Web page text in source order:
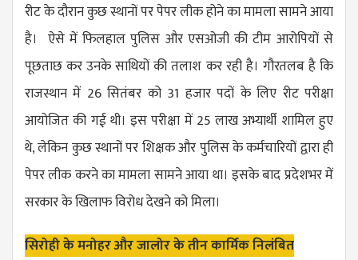
रीट के दौरान कुछ स्थानों पर पेपर लीक होने का मामला सामने आया
है। ऐसे में फिलहाल पुलिस और एसओजी की टीम आरोपियों से
पूछताछ कर उनके साथियों की तलाश कर रही है। गौरतलब है कि
राजस्थान में 26 सितंबर को 31 हजार पदों के लिए रीट परीक्षा
आयोजित की गई थी। इस परीक्षा में 25 लाख अभ्यार्थी शामिल हुए
थे, लेकिन कुछ स्थानों पर शिक्षक और पुलिस के कर्मचारियों द्वारा ही
पेपर लीक करने का मामला सामने आया था। इसके बाद प्रदेशभर में
सरकार के खिलाफ विरोध देखने को मिला।
सिरोही के मनोहर और जालोर के तीन कार्मिक निलंबित